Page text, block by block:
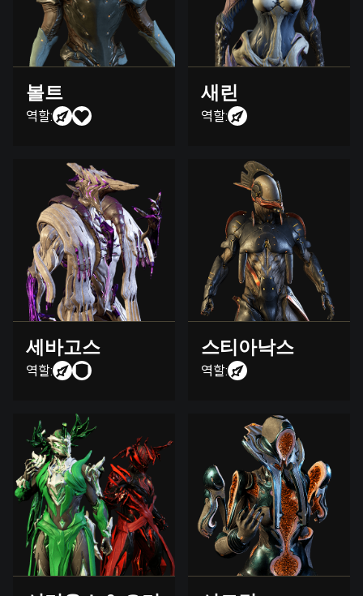
볼트
역할:
새린
역할:
세바고스
역할:
스티아낙스
역할: